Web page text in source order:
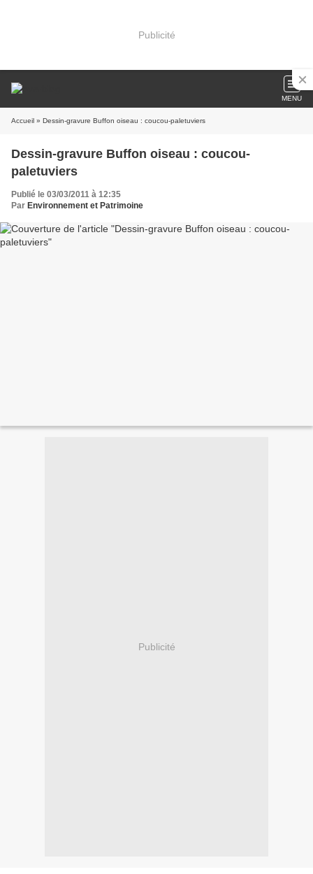
Publicité
MENU
Accueil » Dessin-gravure Buffon oiseau : coucou-paletuviers
Dessin-gravure Buffon oiseau : coucou-
paletuviers
Publié le 03/03/2011 à 12:35
Par Environnement et Patrimoine
Publicité